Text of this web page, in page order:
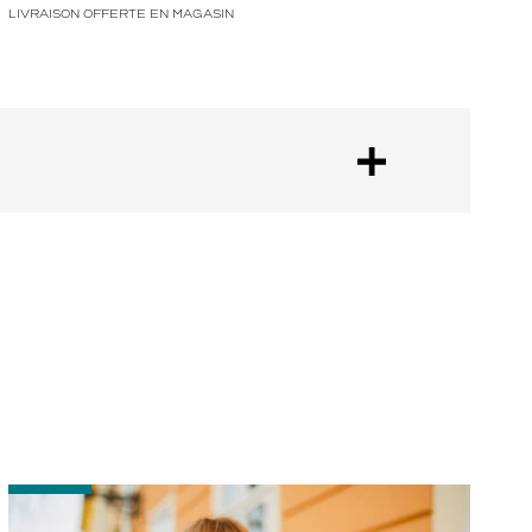
LIVRAISON OFFERTE EN MAGASIN
-
Comment